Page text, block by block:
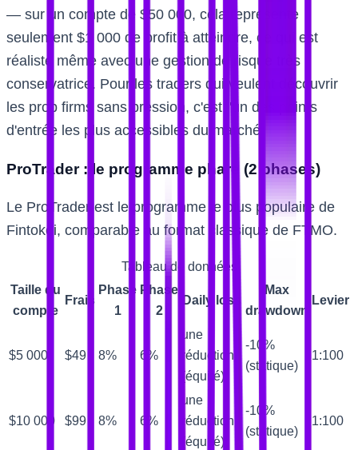
— sur un compte de $50 000, cela représente
seulement $1 000 de profit à atteindre, ce qui est
réaliste même avec une gestion de risque très
conservatrice. Pour les traders qui veulent découvrir
les prop firms sans pression, c'est l'un des points
d'entrée les plus accessibles du marché.
ProTrader : le programme phare (2 phases)
Le ProTrader est le programme le plus populaire de
Fintokei, comparable au format classique de FTMO.
Tableau de données
Taille du
compte
Frais
Phase
1
Phase
2
Daily loss
Max
drawdown
Levier
$5 000 $49 8% 6%
une
réduction
(équité)
-10%
(statique)
1:100
$10 000 $99 8% 6%
une
réduction
(équité)
-10%
(statique)
1:100